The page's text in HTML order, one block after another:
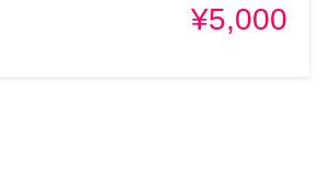
¥5,000